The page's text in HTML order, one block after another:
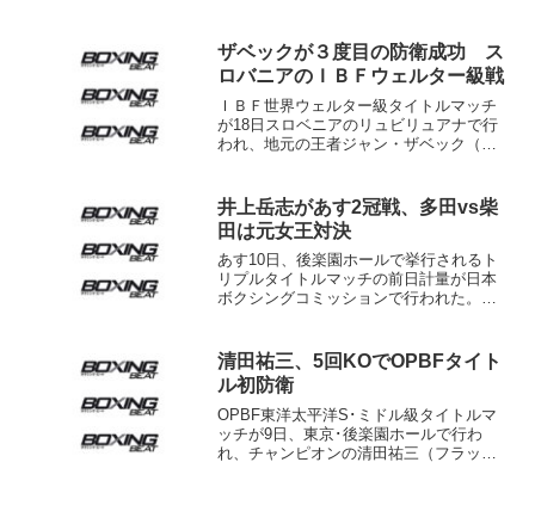
ラゴン船橋）に小差の３－０判定勝ち
で、新チャンピオンとなった...
ザベックが３度目の防衛成功 ス
ロバニアのＩＢＦウェルター級戦
ＩＢＦ世界ウェルター級タイトルマッチ
が18日スロベニアのリュビリュアナで行
われ、地元の王者ジャン・ザベック（ス
目の防衛に成功した。 地元ファンの声
援を背にしたザベック...
井上岳志があす2冠戦、多田vs柴
田は元女王対決
あす10日、後楽園ホールで挙行されるト
リプルタイトルマッチの前日計量が日本
ボクシングコミッションで行われた。セ
イ）と日本同級王者の井上岳志（ワール
ドS）はともにリミ...
清田祐三、5回KOでOPBFタイト
ル初防衛
OPBF東洋太平洋S･ミドル級タイトルマ
ッチが9日、東京･後楽園ホールで行わ
れ、チャンピオンの清田祐三（フラッシ